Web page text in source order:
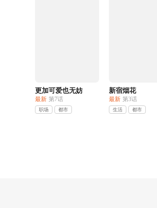
更加可爱也无妨
最新 第7话
职场 都市
新宿烟花
最新 第3话
生活 都市